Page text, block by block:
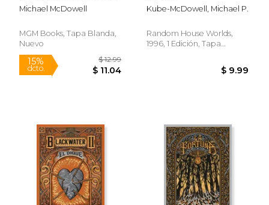
$ 17.67
for True Fans (en
Inglés)
Michael McDowell
MGM Books, Tapa Blanda,
Nuevo
Kube-McDowell, Michael P.
Random House Worlds,
1996, 1 Edición, Tapa